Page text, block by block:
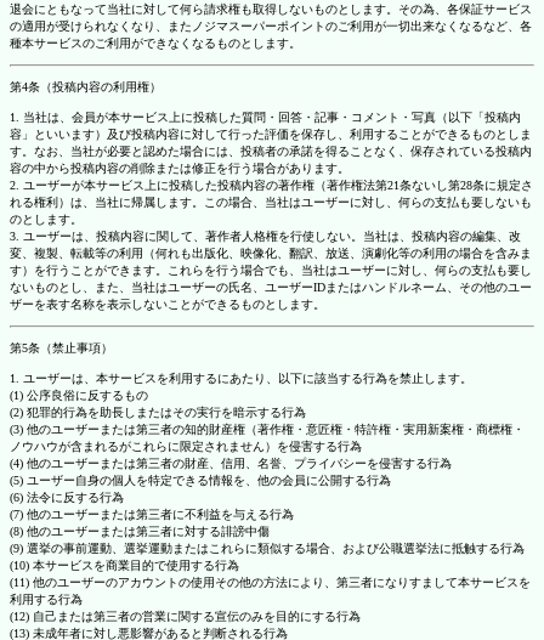
退会にともなって当社に対して何ら請求権も取得しないものとします。その為、各保証サービス
の適用が受けられなくなり、またノジマスーパーポイントのご利用が一切出来なくなるなど、各
種本サービスのご利用ができなくなるものとします。
第4条（投稿内容の利用権）
1. 当社は、会員が本サービス上に投稿した質問・回答・記事・コメント・写真（以下「投稿内
容」といいます）及び投稿内容に対して行った評価を保存し、利用することができるものとしま
す。なお、当社が必要と認めた場合には、投稿者の承諾を得ることなく、保存されている投稿内
容の中から投稿内容の削除または修正を行う場合があります。
2. ユーザーが本サービス上に投稿した投稿内容の著作権（著作権法第21条ないし第28条に規定さ
れる権利）は、当社に帰属します。この場合、当社はユーザーに対し、何らの支払も要しないも
のとします。
3. ユーザーは、投稿内容に関して、著作者人格権を行使しない。当社は、投稿内容の編集、改
変、複製、転載等の利用（何れも出版化、映像化、翻訳、放送、演劇化等の利用の場合を含みま
す）を行うことができます。これらを行う場合でも、当社はユーザーに対し、何らの支払も要し
ないものとし、また、当社はユーザーの氏名、ユーザーIDまたはハンドルネーム、その他のユー
ザーを表す名称を表示しないことができるものとします。
第5条（禁止事項）
1. ユーザーは、本サービスを利用するにあたり、以下に該当する行為を禁止します。
(1) 公序良俗に反するもの
(2) 犯罪的行為を助長しまたはその実行を暗示する行為
(3) 他のユーザーまたは第三者の知的財産権（著作権・意匠権・特許権・実用新案権・商標権・
ノウハウが含まれるがこれらに限定されません）を侵害する行為
(4) 他のユーザーまたは第三者の財産、信用、名誉、プライバシーを侵害する行為
(5) ユーザー自身の個人を特定できる情報を、他の会員に公開する行為
(6) 法令に反する行為
(7) 他のユーザーまたは第三者に不利益を与える行為
(8) 他のユーザーまたは第三者に対する誹謗中傷
(9) 選挙の事前運動、選挙運動またはこれらに類似する場合、および公職選挙法に抵触する行為
(10) 本サービスを商業目的で使用する行為
(11) 他のユーザーのアカウントの使用その他の方法により、第三者になりすまして本サービスを
利用する行為
(12) 自己または第三者の営業に関する宣伝のみを目的にする行為
(13) 未成年者に対し悪影響があると判断される行為